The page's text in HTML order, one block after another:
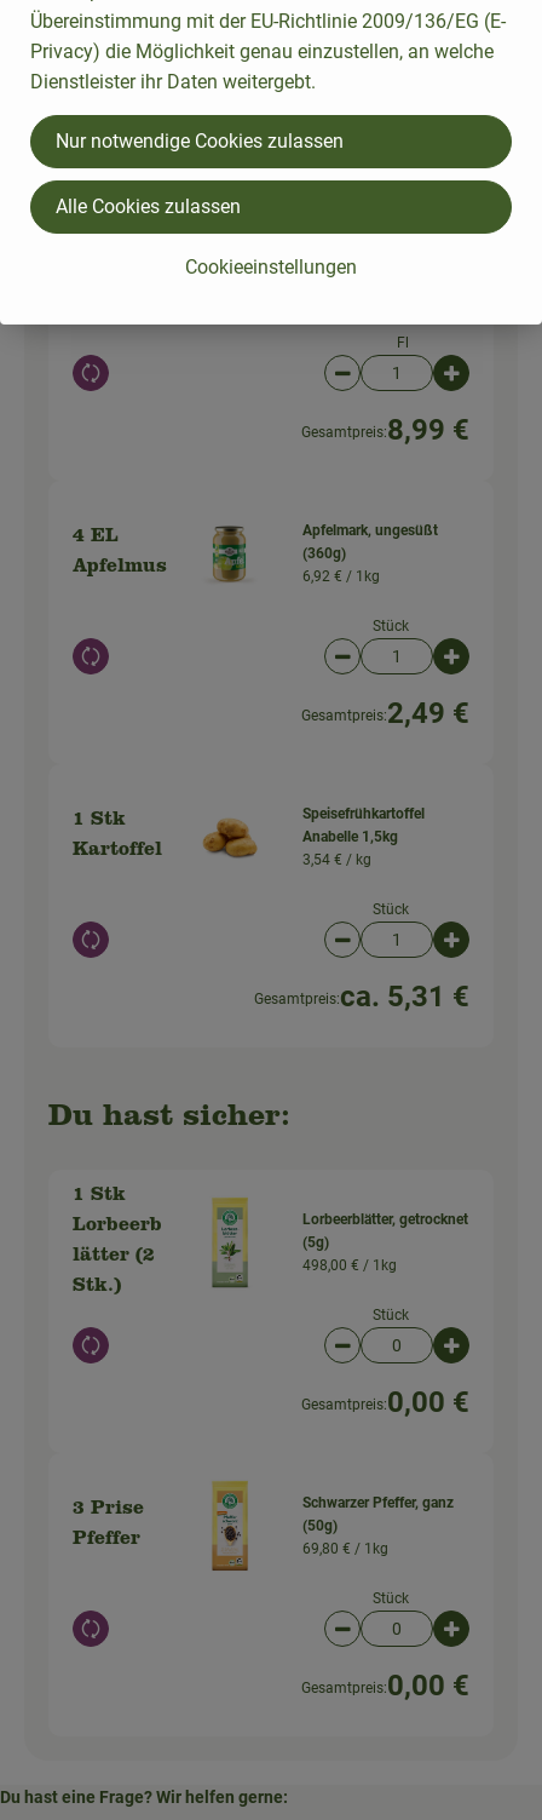
Stück
Gesamtpreis:
400 ml
Auswahl ändern
2023 (1L)
Fl
Artikelanzahl
Gesamtpreis:8,99 €
4 EL
Apfelmus
Auswahl ändern
Apfelmark, ungesüßt
(360g)
6,92 € / 1kg
Stück
Artikelanzahl
Gesamtpreis:2,49 €
1 Stk
Kartoffel
Auswahl ändern
Speisefrühkartoffel
Anabelle 1,5kg
3,54 € / kg
Stück
Artikelanzahl
Gesamtpreis:ca. 5,31 €
Du hast sicher:
1 Stk
Lorbeerb
lätter (2
Stk.)
Auswahl ändern
Lorbeerblätter, getrocknet
(5g)
498,00 € / 1kg
Stück
Artikelanzahl
Gesamtpreis:0,00 €
3 Prise
Pfeffer
Auswahl ändern
Schwarzer Pfeffer, ganz
(50g)
69,80 € / 1kg
Stück
Artikelanzahl
Gesamtpreis:0,00 €
Du hast eine Frage? Wir helfen gerne:
Übereinstimmung mit der EU-Richtlinie 2009/136/EG (E-
Privacy) die Möglichkeit genau einzustellen, an welche
Dienstleister ihr Daten weitergebt.
Cookieeinstellungen
Nur notwendige Cookies zulassen
Alle Cookies zulassen